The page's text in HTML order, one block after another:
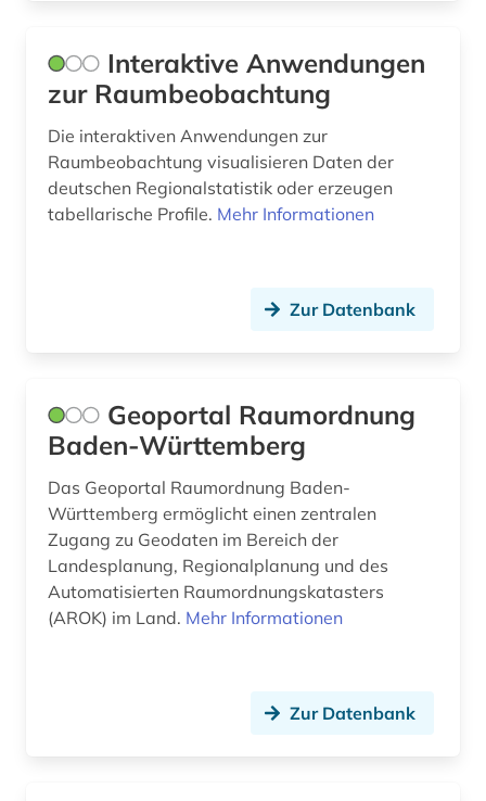
Interaktive Anwendungen
zur Raumbeobachtung
Die interaktiven Anwendungen zur
Raumbeobachtung visualisieren Daten der
deutschen Regionalstatistik oder erzeugen
tabellarische Profile. Mehr Informationen
Zur Datenbank
Geoportal Raumordnung
Baden-Württemberg
Das Geoportal Raumordnung Baden-
Württemberg ermöglicht einen zentralen
Zugang zu Geodaten im Bereich der
Landesplanung, Regionalplanung und des
Automatisierten Raumordnungskatasters
(AROK) im Land. Mehr Informationen
Zur Datenbank